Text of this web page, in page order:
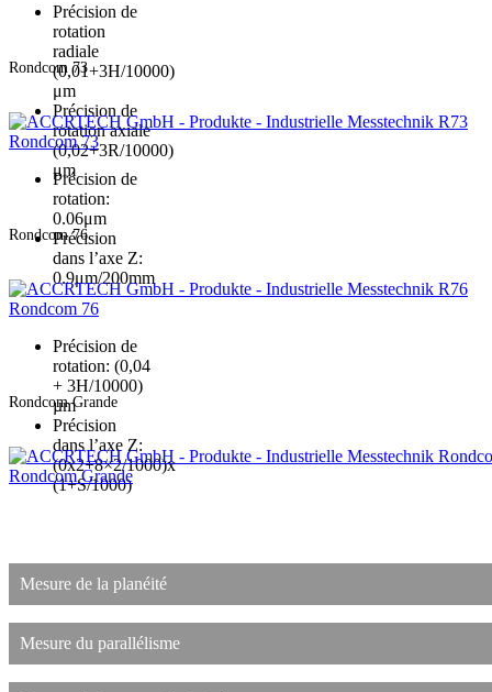
Précision de
rotation
radiale
(0,01+3H/10000)
μm
Précision de
rotation axiale
(0,02+3R/10000)
μm
Rondcom 73
Rondcom 73
Précision de
rotation:
0.06μm
Précision
dans l’axe Z:
0.9μm/200mm
Rondcom 76
Rondcom 76
Précision de
rotation: (0,04
+ 3H/10000)
µm
Précision
dans l’axe Z:
(0x2+8×2/1000)x
(1+S/1000)
Rondcom Grande
Rondcom Grande
Mesure de la planéité
Mesure du parallélisme